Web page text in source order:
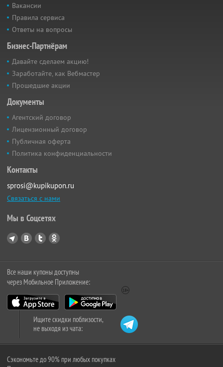
Вакансии
Правила сервиса
Ответы на вопросы
Бизнес-Партнёрам
Давайте сделаем акцию!
Заработайте, как Вебмастер
Прошедшие акции
Документы
Агентский договор
Лицензионный договор
Публичная оферта
Политика конфиденциальности
Контакты
sprosi@kupikupon.ru
Связаться с нами
Мы в Соцсетях
Все наши купоны доступны
через Мобильное Приложение:
Ищите скидки поблизости,
не выходя из чата:
Сэкономьте до 90% при любых покупках